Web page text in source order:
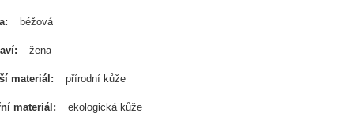
béžová
žena
materiál přírodní kůže
materiál ekologická kůže